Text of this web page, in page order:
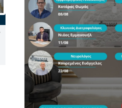
Επίμονα τα μελτέμια στο
Αιγαίο το επόμενο 10ήμερο
– Έως 7 μποφόρ στις
Κυκλάδες